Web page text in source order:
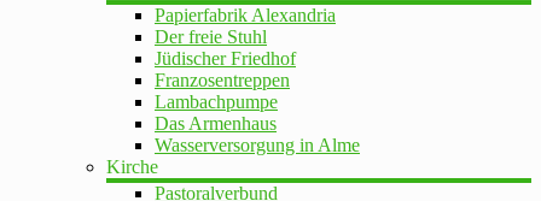
Papierfabrik Alexandria
Der freie Stuhl
Jüdischer Friedhof
Franzosentreppen
Lambachpumpe
Das Armenhaus
Wasserversorgung in Alme
Kirche
Pastoralverbund